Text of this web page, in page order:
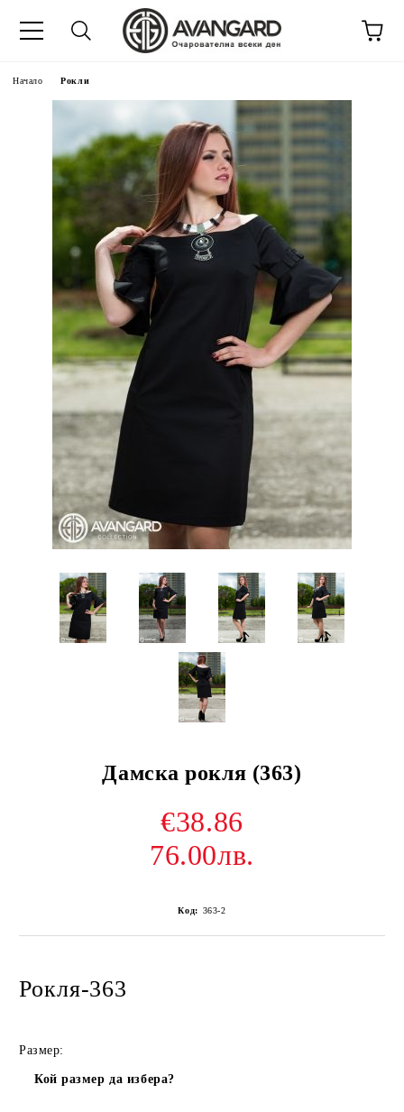
Начало Рокли
Дамска рокля (363)
€38.86
76.00лв.
Код: 363-2
Рокля-363
Размер:
Кой размер да избера?